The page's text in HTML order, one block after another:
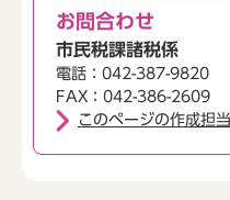
お問合わせ
市民税課諸税係
電話：042-387-9820
FAX：042-386-2609
このページの作成担